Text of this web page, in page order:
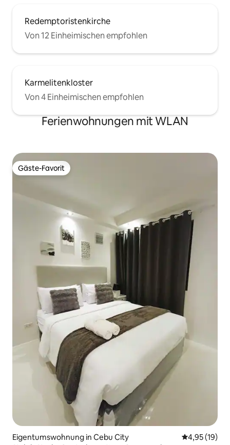
Redemptoristenkirche
Von 12 Einheimischen empfohlen
Karmelitenkloster
Von 4 Einheimischen empfohlen
Ferienwohnungen mit WLAN
Gäste-Favorit
Gäste-Favorit
Eigentumswohnung in Cebu City
4,95 (19)